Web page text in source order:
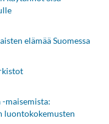
elämää Suomessa
maisemista:
luontokokemusten